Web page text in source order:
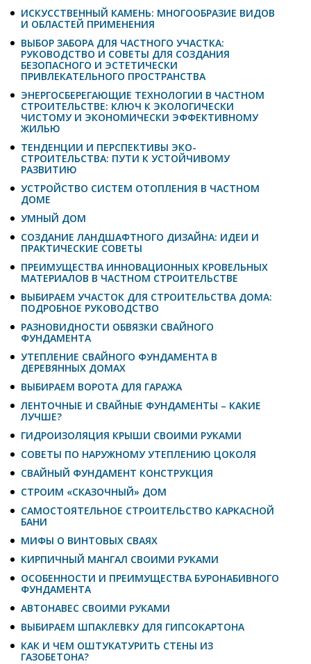
ИСКУССТВЕННЫЙ КАМЕНЬ: МНОГООБРАЗИЕ ВИДОВ
И ОБЛАСТЕЙ ПРИМЕНЕНИЯ
ВЫБОР ЗАБОРА ДЛЯ ЧАСТНОГО УЧАСТКА:
РУКОВОДСТВО И СОВЕТЫ ДЛЯ СОЗДАНИЯ
БЕЗОПАСНОГО И ЭСТЕТИЧЕСКИ
ПРИВЛЕКАТЕЛЬНОГО ПРОСТРАНСТВА
ЭНЕРГОСБЕРЕГАЮЩИЕ ТЕХНОЛОГИИ В ЧАСТНОМ
СТРОИТЕЛЬСТВЕ: КЛЮЧ К ЭКОЛОГИЧЕСКИ
ЧИСТОМУ И ЭКОНОМИЧЕСКИ ЭФФЕКТИВНОМУ
ЖИЛЬЮ
ТЕНДЕНЦИИ И ПЕРСПЕКТИВЫ ЭКО-
СТРОИТЕЛЬСТВА: ПУТИ К УСТОЙЧИВОМУ
РАЗВИТИЮ
УСТРОЙСТВО СИСТЕМ ОТОПЛЕНИЯ В ЧАСТНОМ
ДОМЕ
УМНЫЙ ДОМ
СОЗДАНИЕ ЛАНДШАФТНОГО ДИЗАЙНА: ИДЕИ И
ПРАКТИЧЕСКИЕ СОВЕТЫ
ПРЕИМУЩЕСТВА ИННОВАЦИОННЫХ КРОВЕЛЬНЫХ
МАТЕРИАЛОВ В ЧАСТНОМ СТРОИТЕЛЬСТВЕ
ВЫБИРАЕМ УЧАСТОК ДЛЯ СТРОИТЕЛЬСТВА ДОМА:
ПОДРОБНОЕ РУКОВОДСТВО
РАЗНОВИДНОСТИ ОБВЯЗКИ СВАЙНОГО
ФУНДАМЕНТА
УТЕПЛЕНИЕ СВАЙНОГО ФУНДАМЕНТА В
ДЕРЕВЯННЫХ ДОМАХ
ВЫБИРАЕМ ВОРОТА ДЛЯ ГАРАЖА
ЛЕНТОЧНЫЕ И СВАЙНЫЕ ФУНДАМЕНТЫ – КАКИЕ
ЛУЧШЕ?
ГИДРОИЗОЛЯЦИЯ КРЫШИ СВОИМИ РУКАМИ
СОВЕТЫ ПО НАРУЖНОМУ УТЕПЛЕНИЮ ЦОКОЛЯ
СВАЙНЫЙ ФУНДАМЕНТ КОНСТРУКЦИЯ
СТРОИМ «СКАЗОЧНЫЙ» ДОМ
САМОСТОЯТЕЛЬНОЕ СТРОИТЕЛЬСТВО КАРКАСНОЙ
БАНИ
МИФЫ О ВИНТОВЫХ СВАЯХ
КИРПИЧНЫЙ МАНГАЛ СВОИМИ РУКАМИ
ОСОБЕННОСТИ И ПРЕИМУЩЕСТВА БУРОНАБИВНОГО
ФУНДАМЕНТА
АВТОНАВЕС СВОИМИ РУКАМИ
ВЫБИРАЕМ ШПАКЛЕВКУ ДЛЯ ГИПСОКАРТОНА
КАК И ЧЕМ ОШТУКАТУРИТЬ СТЕНЫ ИЗ
ГАЗОБЕТОНА?